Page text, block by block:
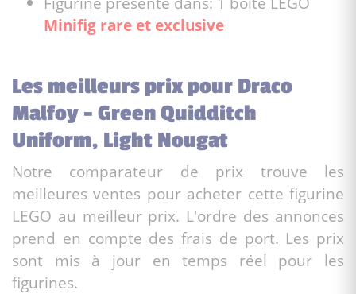
Minifig rare et exclusive
Les meilleurs prix pour Draco
Malfoy - Green Quidditch
Uniform, Light Nougat
Notre comparateur de prix trouve les
meilleures ventes pour acheter cette figurine
LEGO au meilleur prix. L'ordre des annonces
prend en compte des frais de port. Les prix
sont mis à jour en temps réel pour les
figurines.